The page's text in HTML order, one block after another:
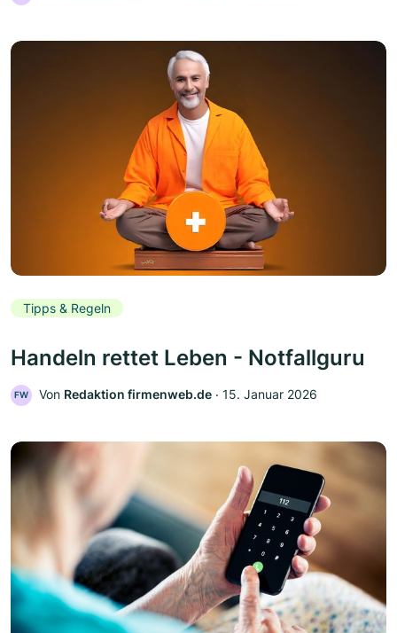
Tipps & Regeln
Handeln rettet Leben - Notfallguru
FW Von Redaktion firmenweb.de ‧ 15. Januar 2026